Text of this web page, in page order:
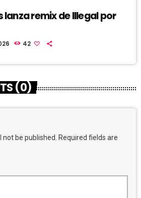
lanza remix de Illegal por
42
(0)
be published. Required fields are